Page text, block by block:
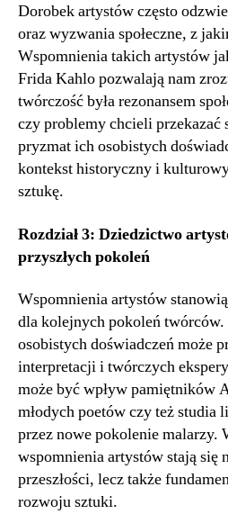
Dorobek artystów często
oraz wyzwania społeczne, z
Wspomnienia takich artystów
Frida Kahlo pozwalają nam
twórczość była rezonansem
czy problemy chcieli przekazać
pryzmat ich osobistych
kontekst historyczny i
sztukę.
Rozdział 3: Dziedzictwo
przyszłych pokoleń
Wspomnienia artystów
dla kolejnych pokoleń
osobistych doświadczeń może
interpretacji i twórczych
może być wpływ pamiętników
młodych poetów czy też studia
przez nowe pokolenie malarzy.
wspomnienia artystów stają się
przeszłości, lecz także
rozwoju sztuki.